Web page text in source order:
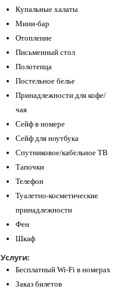
Купальные халаты
Мини-бар
Отопление
Письменный стол
Полотенца
Постельное белье
Принадлежности для кофе/
чая
Сейф в номере
Сейф для ноутбука
Спутниковое/кабельное ТВ
Тапочки
Телефон
Туалетно-косметические
принадлежности
Фен
Шкаф
Услуги:
Бесплатный Wi-Fi в номерах
Заказ билетов